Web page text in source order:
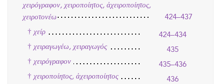
χειρόγραφον, χειροποίητος, ἀχειροποίητος,
χειροτονέω
424–437
† χείρ
424–434
† χειραγωγέω, χειραγωγός
435
† χειρόγραφον
435–436
† χειροποίητος, ἀχειροποίητος
436